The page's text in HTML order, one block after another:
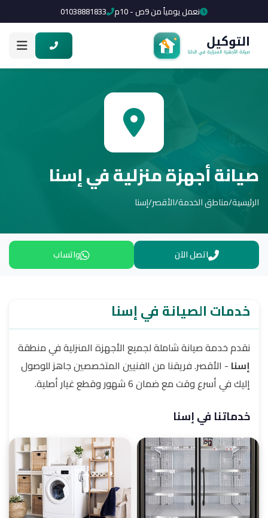
نعمل يومياً من 9ص - 10م 01038881833
صيانة أجهزة منزلية في إسنا
الرئيسية/مناطق الخدمة/الأقصر/إسنا
اتصل الآن واتساب
خدمات الصيانة في إسنا
نقدم خدمة صيانة شاملة لجميع الأجهزة المنزلية في منطقة
إسنا - الأقصر. فريقنا من الفنيين المتخصصين جاهز للوصول
إليك في أسرع وقت مع ضمان 6 شهور وقطع غيار أصلية.
خدماتنا في إسنا